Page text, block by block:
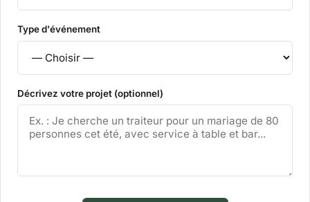
Type d'événement
Décrivez votre projet (optionnel)